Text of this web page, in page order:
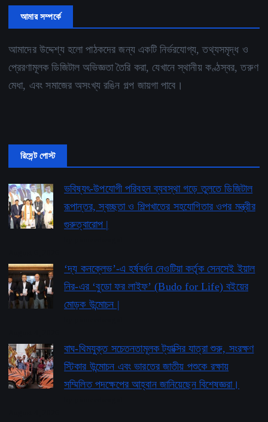
আমার সম্পর্কে
আমাদের উদ্দেশ্য হলো পাঠকদের জন্য একটি নির্ভরযোগ্য, তথ্যসমৃদ্ধ ও
প্রেরণামূলক ডিজিটাল অভিজ্ঞতা তৈরি করা, যেখানে স্থানীয় কণ্ঠস্বর, তরুণ
মেধা, এবং সমাজের অসংখ্য রঙিন গল্প জায়গা পাবে।
রিসেন্ট পোস্ট
ভবিষ্যৎ-উপযোগী পরিবহন ব্যবস্থা গড়ে তুলতে ডিজিটাল
রূপান্তর, স্বচ্ছতা ও শিল্পখাতের সহযোগিতার ওপর মন্ত্রীর
গুরুত্বারোপ |
‘দ্য কনক্লেভ’-এ হর্ষবর্ধন নেওটিয়া কর্তৃক সেনসেই ইয়াল
নির-এর ‘বুডো ফর লাইফ’ ​​(Budo for Life) বইয়ের
মোড়ক উন্মোচন |
বাঘ-থিমযুক্ত সচেতনতামূলক ট্যাক্সির যাত্রা শুরু, সংরক্ষণ
স্টিকার উন্মোচন এবং ভারতের জাতীয় পশুকে রক্ষায়
সম্মিলিত পদক্ষেপের আহ্বান জানিয়েছেন বিশেষজ্ঞরা।